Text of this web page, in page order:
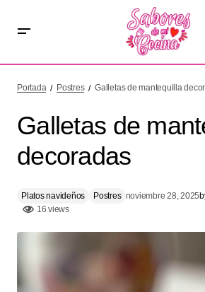
Portada Postres Galletas de mantequilla
Galletas de
decoradas
Platos navideños Postres noviembre 28, 2025
16 views